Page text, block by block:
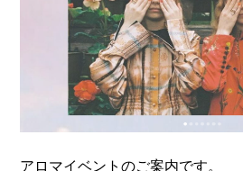
アロマイベントのご案内です。